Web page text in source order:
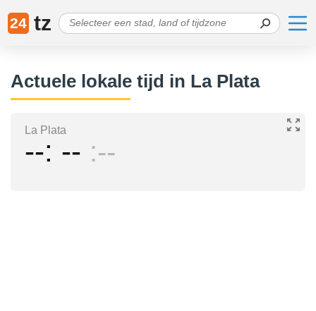
24 tz
Actuele lokale tijd in La Plata
La Plata
-- -- --